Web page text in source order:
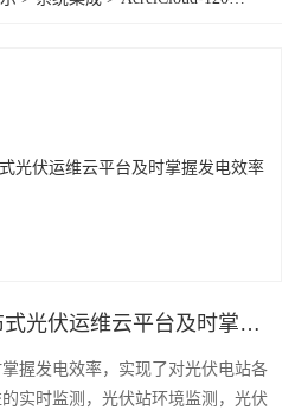
监控系统
AcrelCloud-1200分布式光伏运维云平台及时掌握发电效率
握发电效率，实现了对光伏电站各
实时监测，光伏站环境监测，光伏